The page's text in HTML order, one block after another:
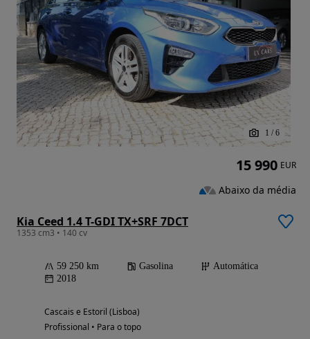
1 / 6
Kia Ceed 1.4 T-GDI TX+SRF 7DCT
1353 cm3 • 140 cv
59 250 km Gasolina
Automática
2018
Cascais e Estoril (Lisboa)
Profissional • Para o topo
15 990 EUR
Abaixo da média